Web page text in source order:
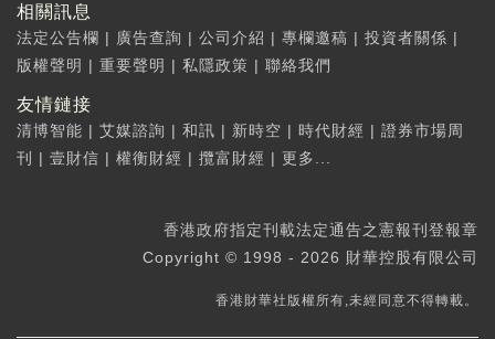
相關訊息
法定公告欄 | 廣告查詢 | 公司介紹 | 專欄邀稿 | 投資者關係 |
版權聲明 | 重要聲明 | 私隱政策 | 聯絡我們
友情鏈接
清博智能 | 艾媒諮詢 | 和訊 | 新時空 | 時代財經 | 證券市場周
刊
| 壹財信 | 權衡財經 | 攬富財經 | 更多...
香港政府指定刊載法定通告之憲報刊登報章
Copyright © 1998 - 2026 財華控股有限公司
香港財華社版權所有,未經同意不得轉載。